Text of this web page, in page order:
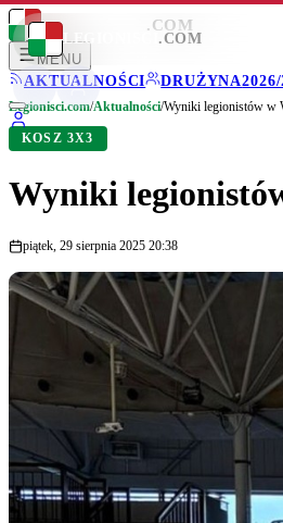
LEGIONISCI .COM
MENU
AKTUALNOŚCI
DRUŻYNA2026/
LEGIONISCI .COM
Legionisci.com/Aktualności/Wyniki legionistów w
KOSZ 3X3
Wyniki
piątek, 29 sierpnia 2025 20:38